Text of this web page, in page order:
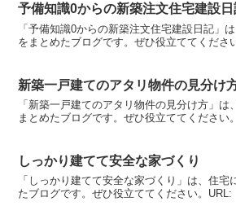
予備知識0からの新築注文住宅建設
「予備知識0からの新築注文住宅建設日記」
をまとめたブログです。ぜひ役立ててくださ
新築一戸建てのアタリ物件の見分け
「新築一戸建てのアタリ物件の見分け方」は
まとめたブログです。ぜひ役立ててください
しっかり建てて安全な家づくり
「しっかり建てて安全な家づくり」は、住宅
たブログです。ぜひ役立ててください。URL: